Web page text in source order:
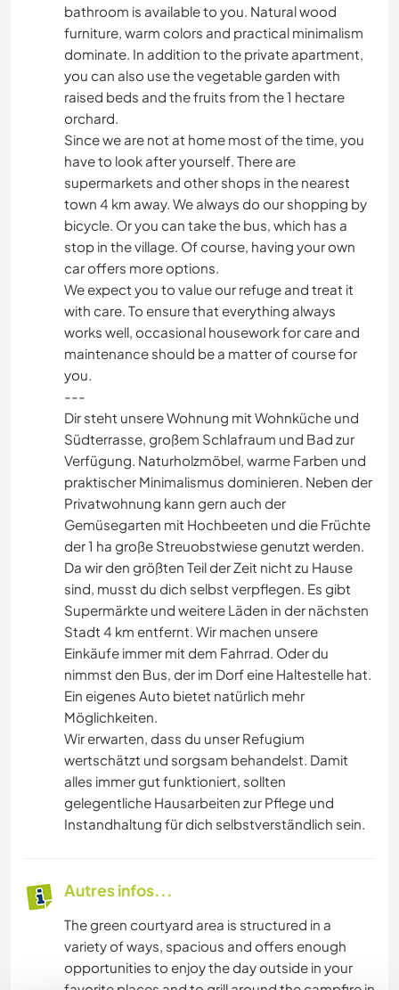
bathroom is available to you. Natural wood
furniture, warm colors and practical minimalism
dominate. In addition to the private apartment,
you can also use the vegetable garden with
raised beds and the fruits from the 1 hectare
orchard.
Since we are not at home most of the time, you
have to look after yourself. There are
supermarkets and other shops in the nearest
town 4 km away. We always do our shopping by
bicycle. Or you can take the bus, which has a
stop in the village. Of course, having your own
car offers more options.
We expect you to value our refuge and treat it
with care. To ensure that everything always
works well, occasional housework for care and
maintenance should be a matter of course for
you.
---
Dir steht unsere Wohnung mit Wohnküche und
Südterrasse, großem Schlafraum und Bad zur
Verfügung. Naturholzmöbel, warme Farben und
praktischer Minimalismus dominieren. Neben der
Privatwohnung kann gern auch der
Gemüsegarten mit Hochbeeten und die Früchte
der 1 ha große Streuobstwiese genutzt werden.
Da wir den größten Teil der Zeit nicht zu Hause
sind, musst du dich selbst verpflegen. Es gibt
Supermärkte und weitere Läden in der nächsten
Stadt 4 km entfernt. Wir machen unsere
Einkäufe immer mit dem Fahrrad. Oder du
nimmst den Bus, der im Dorf eine Haltestelle hat.
Ein eigenes Auto bietet natürlich mehr
Möglichkeiten.
Wir erwarten, dass du unser Refugium
wertschätzt und sorgsam behandelst. Damit
alles immer gut funktioniert, sollten
gelegentliche Hausarbeiten zur Pflege und
Instandhaltung für dich selbstverständlich sein.
Autres infos...
The green courtyard area is structured in a
variety of ways, spacious and offers enough
opportunities to enjoy the day outside in your